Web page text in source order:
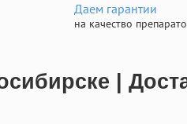
Даем гарантии
на качество
|